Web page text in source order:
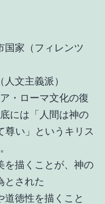
国家（フィレンツ
人文主義派）
・ローマ文化の復
には「人間は神の
尊い」というキリス
を描くことが、神の
とされた
道徳性を描くこと